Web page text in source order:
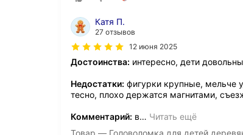
Катя П.
27 отзывов
12 июня 2025
Достоинства: интересно, дети довольны
Недостатки: фигурки крупные, мельче
тесно, плохо держатся магнитами,
Комментарий: в… Читать ещё
Товар — Головоломка для детей